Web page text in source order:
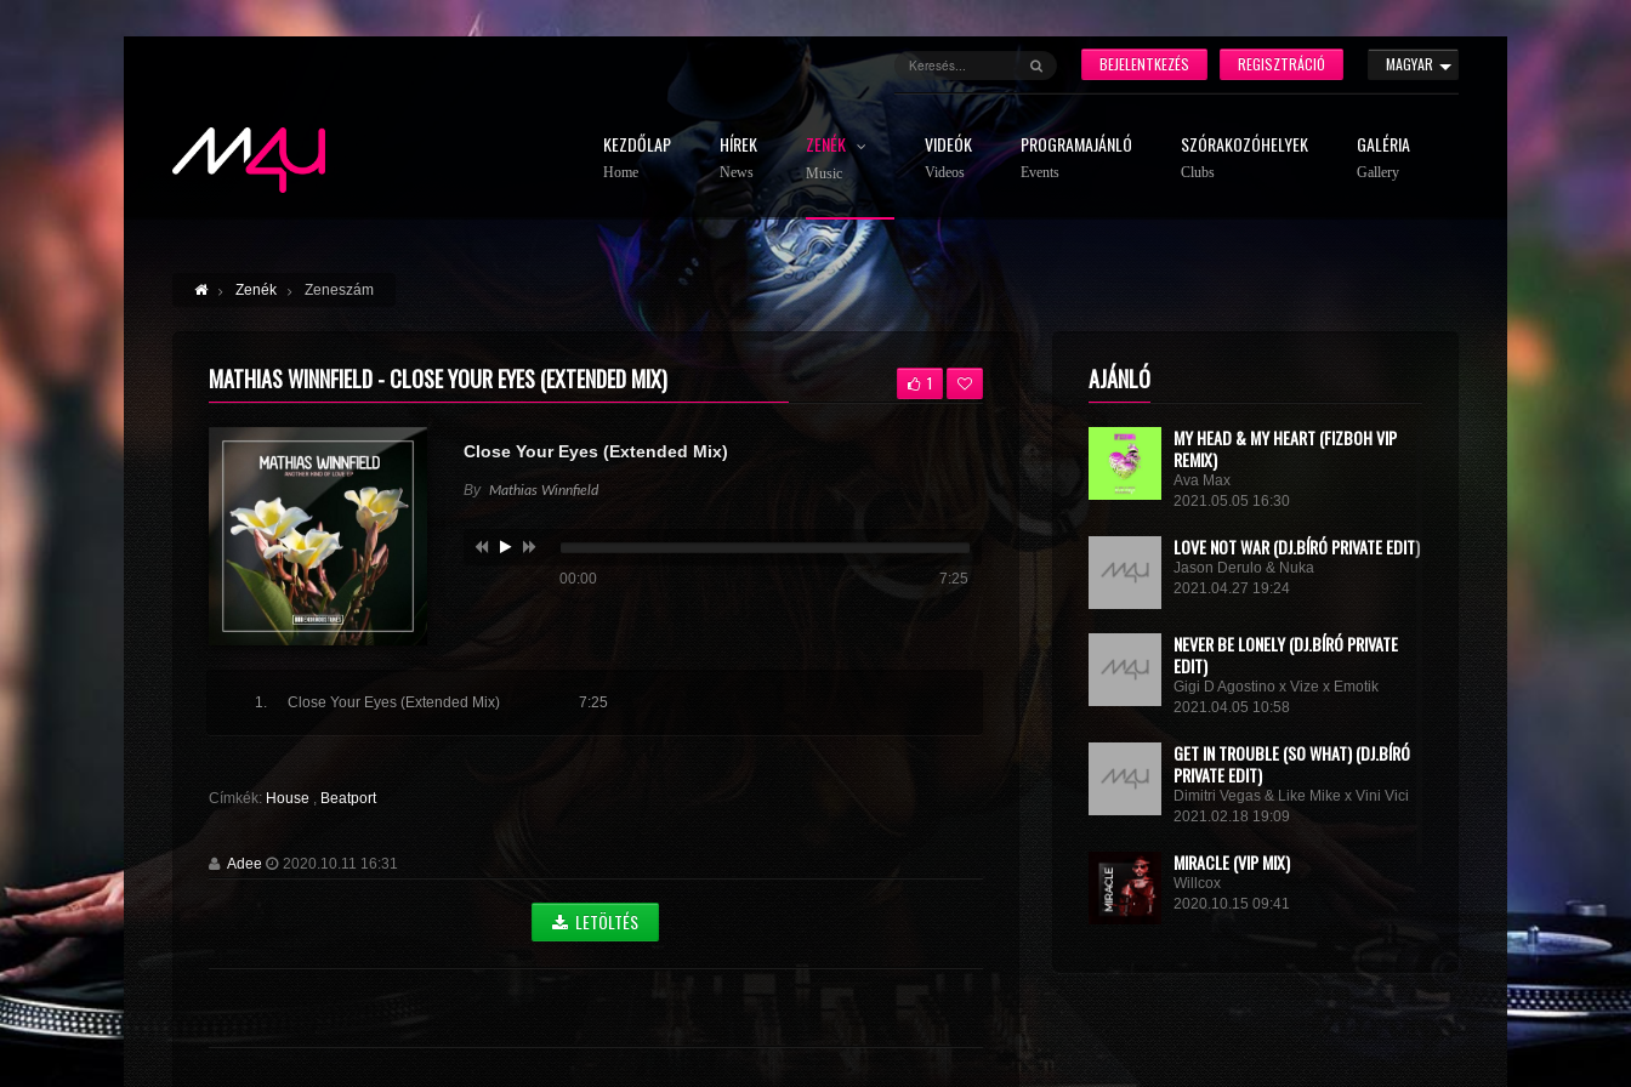
MAGYAR
REGISZTRÁCIÓ
BEJELENTKEZÉS
KEZDŐLAP
Home
HÍREK
News
ZENÉK
Music
VIDEÓK
Videos
PROGRAMAJÁNLÓ
Events
SZÓRAKOZÓHELYEK
Clubs
GALÉRIA
Gallery
Zenék Zeneszám
MATHIAS WINNFIELD - CLOSE YOUR EYES (EXTENDED MIX) 1
Close Your Eyes (Extended Mix)
By Mathias Winnfield
00:00 7:25
Close Your Eyes (Extended Mix) 7:25
Címkék: House , Beatport
Adee 2020.10.11 16:31
LETÖLTÉS
AJÁNLÓ
MY HEAD & MY HEART (FIZBOH VIP
REMIX)
Ava Max
2021.05.05 16:30
LOVE NOT WAR (DJ.BÍRÓ PRIVATE EDIT)
Jason Derulo & Nuka
2021.04.27 19:24
NEVER BE LONELY (DJ.BÍRÓ PRIVATE
EDIT)
Gigi D Agostino x Vize x Emotik
2021.04.05 10:58
GET IN TROUBLE (SO WHAT) (DJ.BÍRÓ
PRIVATE EDIT)
Dimitri Vegas & Like Mike x Vini Vici
2021.02.18 19:09
MIRACLE (VIP MIX)
Willcox
2020.10.15 09:41
2020.10.11 21:00